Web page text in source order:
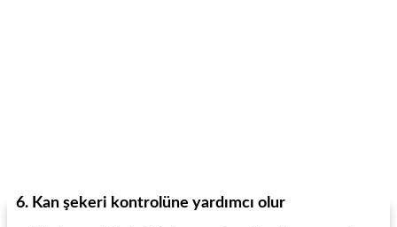
6. Kan şekeri kontrolüne yardımcı olur